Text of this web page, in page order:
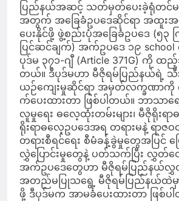
ပြည်နယ်အဆင့် သတ်မှတ်ပေးခဲ့ရုံတင်
အတွက် အခြေခံဥပဒေဆိုင်ရာ အထူ
ပေးနိုင်ဖို့ ဖွဲ့စည်းပုံအခြေခံဥပဒေ (၅၃
ပြင်ဆင်ချက်) အက်ဥပဒေ ၁၉
ပုဒ်မ ၃၇၁-ဂျီ (Article 371G) ကို ထည့်
တယ်။ ဒီပုဒ်မဟာ မီဇိုရမ်ပြည်နယ်ရဲ့ သီး
ယဉ်ကျေးမှုဆိုင်ရာ အမှတ်လက္ခဏာကို
က်ပေးထားတာ ဖြစ်ပါတယ်။ ဘာသာ
လူမှုရေး ဓလေ့ထုံးတမ်းများ၊ မီဇိုရိုးရ
ရိုးရာဓလေ့ဥပဒေအရ တရားမနဲ့ ရာဇ
တရားစီရင်ရေး စီမံခန့်ခွဲမှုတွေအပြင်
လွှဲပြောင်းမှုတွေနဲ့ ပတ်သက်ပြီး လွှတ်တေ
အက်ဥပဒေတွေဟာ မီဇိုရမ်ပြည်နယ်
အတည်မပြုသရွေ့ မီဇိုရမ်ပြည်နယ်ထဲမှ
ဖို့ ဒီပုဒ်မက အာမခံပေးထားတာ ဖြစ်ပ